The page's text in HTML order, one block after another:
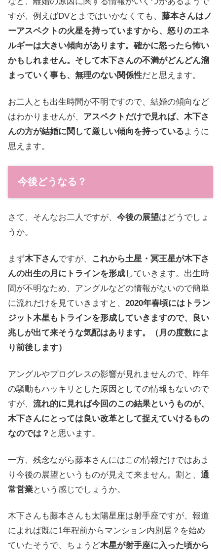
すが、例えばDVとまではいかなくても、 藤本さんはノ
ーアスペクトの火星を持っていますから、怒りのエネ
ルギーは大きい傾向があります。確かに怒ったら怖い
かもしれません。そして木下さんの不満がどんどん溜
まっていく事も、無理のない関係性だと思えます。
お二人とも出生時間が不明ですので、結婚の傾向など
はわかりませんが、 アスペクトだけで見れば、木下さ
んの方が結婚に関して厳しい傾向を持っているように
思えます。
今後どうなる？
さて、そんなお二人ですが、 今後の展望はどうでしょ
うか。
まず木下さんですが、
これから土星・冥王星が木下さ
んの出生の月にトラインを形成していきます。出生時
間が不明なため、アングルなどの情報がないので簡単
に流れだけを見ていきますと、 2020年春頃にはトラン
ジット木星もトラインを形成していきますので、良い
兆しが出て来そうな気配はあります。（月の度数によ
り前後します）
アングルやプログレスの影響が見れませんので、昨年
の騒動もハッキリとした原因としての情報もないので
すが、 流れ的に見れば今回のこの結果というものが、
木下さんにとっては良い改革として捉えていけるもの
なのでは？ と思います。
一方、残念ながら藤本さんにはこの情報だけではあま
り今後の展望というものが見えて来ません。割と、 通
常営業という感じでしょうか。
木下さんも藤本さんも太陽星座は射手座ですが、報道
によれば既に1年程前からマンション内別居？を始め
ていたそうで、ちょうど木星が射手座に入った頃から